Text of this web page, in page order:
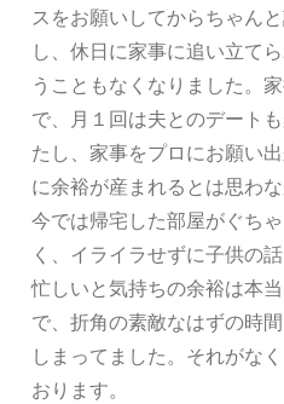
スをお願いしてからちゃん
し、休日に家事に追い立て
うこともなくなりました。
で、月１回は夫とのデート
たし、家事をプロにお願い
に余裕が産まれるとは思わな
今では帰宅した部屋がぐち
く、イライラせずに子供の
忙しいと気持ちの余裕は本
で、折角の素敵なはずの時
しまってました。それがな
おります。